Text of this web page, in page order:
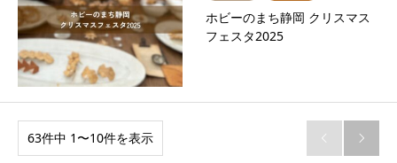
ホビーのまち静岡 クリスマス
フェスタ2025
63件中 1〜10件を表示  